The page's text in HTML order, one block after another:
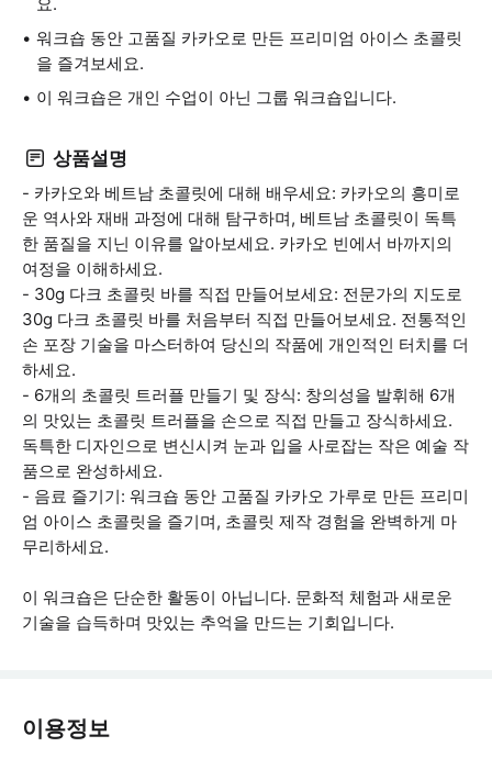
워크숍 동안 고품질 카카오로 만든 프리미엄 아이스 초콜릿
을 즐겨보세요.
이 워크숍은 개인 수업이 아닌 그룹 워크숍입니다.
상품설명
- 카카오와 베트남 초콜릿에 대해 배우세요: 카카오의 흥미로
운 역사와 재배 과정에 대해 탐구하며, 베트남 초콜릿이 독특
한 품질을 지닌 이유를 알아보세요. 카카오 빈에서 바까지의
여정을 이해하세요.
- 30g 다크 초콜릿 바를 직접 만들어보세요: 전문가의 지도로
30g 다크 초콜릿 바를 처음부터 직접 만들어보세요. 전통적인
손 포장 기술을 마스터하여 당신의 작품에 개인적인 터치를 더
하세요.
- 6개의 초콜릿 트러플 만들기 및 장식: 창의성을 발휘해 6개
의 맛있는 초콜릿 트러플을 손으로 직접 만들고 장식하세요.
독특한 디자인으로 변신시켜 눈과 입을 사로잡는 작은 예술 작
품으로 완성하세요.
- 음료 즐기기: 워크숍 동안 고품질 카카오 가루로 만든 프리미
엄 아이스 초콜릿을 즐기며, 초콜릿 제작 경험을 완벽하게 마
무리하세요.
이 워크숍은 단순한 활동이 아닙니다. 문화적 체험과 새로운
기술을 습득하며 맛있는 추억을 만드는 기회입니다.
이용정보